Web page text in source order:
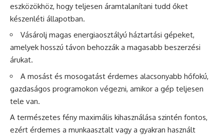
eszközökhöz, hogy teljesen áramtalanítani tudd őket
készenléti állapotban.
Vásárolj magas energiaosztályú háztartási gépeket,
amelyek hosszú távon behozzák a magasabb beszerzési
árukat.
A mosást és mosogatást érdemes alacsonyabb hőfokú,
gazdaságos programokon végezni, amikor a gép teljesen
tele van.
A természetes fény maximális kihasználása szintén fontos,
ezért érdemes a munkaasztalt vagy a gyakran használt